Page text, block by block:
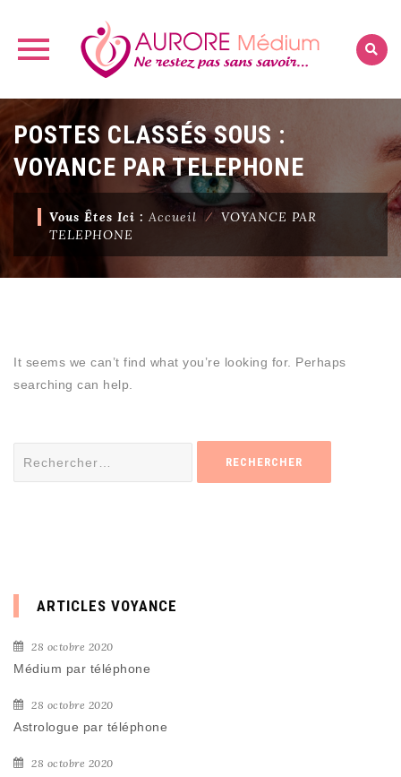
to
content
POSTES CLASSÉS SOUS :
VOYANCE PAR TELEPHONE
Vous Êtes Ici : Accueil ⁄ VOYANCE PAR
TELEPHONE
It seems we can’t find what you’re looking for. Perhaps
searching can help.
ARTICLES VOYANCE
28 octobre 2020
Médium par téléphone
28 octobre 2020
Astrologue par téléphone
28 octobre 2020